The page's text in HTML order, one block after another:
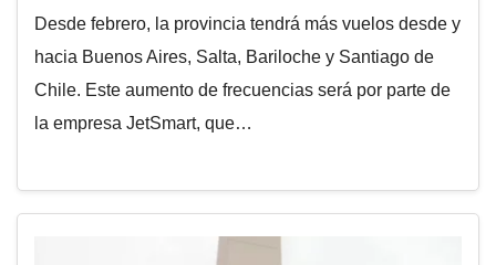
Desde febrero, la provincia tendrá más vuelos desde y
hacia Buenos Aires, Salta, Bariloche y Santiago de
Chile. Este aumento de frecuencias será por parte de
la empresa JetSmart, que…